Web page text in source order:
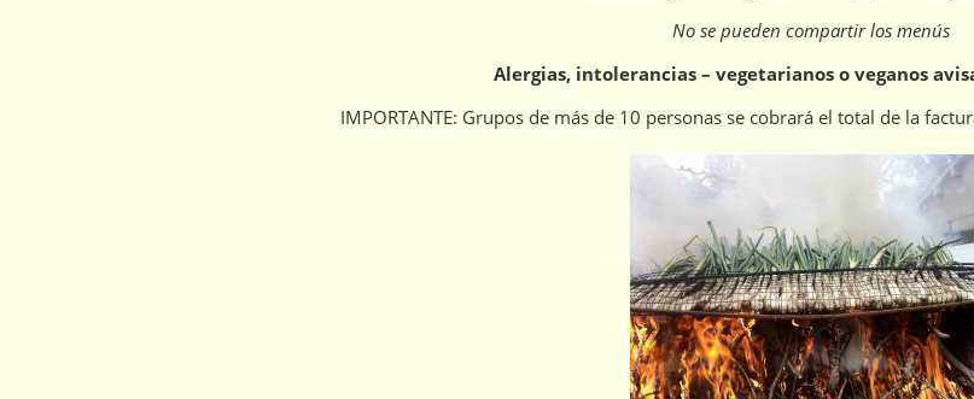
No se pueden compartir los menús
Alergias, intolerancias – vegetarianos o veganos
IMPORTANTE: Grupos de más de 10 personas se cobrará el total de la